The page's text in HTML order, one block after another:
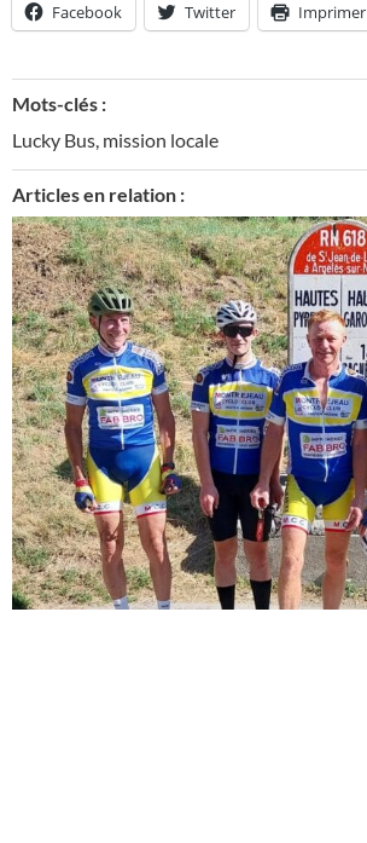
Facebook Twitter Imprimer
Mots-clés :
Lucky Bus mission locale
Articles en relation :